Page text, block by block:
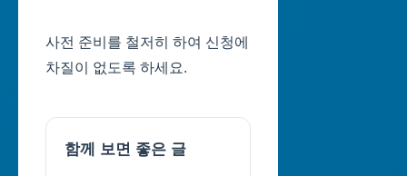
사전 준비를 철저히 하여 신청에
차질이 없도록 하세요.
함께 보면 좋은 글